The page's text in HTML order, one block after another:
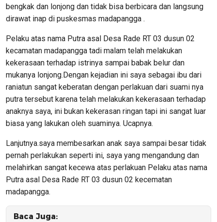
bengkak dan lonjong dan tidak bisa berbicara dan langsung
dirawat inap di puskesmas madapangga .
Pelaku atas nama Putra asal Desa Rade RT 03 dusun 02
kecamatan madapangga tadi malam telah melakukan
kekerasaan terhadap istrinya sampai babak belur dan
mukanya lonjong.Dengan kejadian ini saya sebagai ibu dari
raniatun sangat keberatan dengan perlakuan dari suami nya
putra tersebut karena telah melakukan kekerasaan terhadap
anaknya saya, ini bukan kekerasan ringan tapi ini sangat luar
biasa yang lakukan oleh suaminya. Ucapnya.
Lanjutnya.saya membesarkan anak saya sampai besar tidak
pernah perlakukan seperti ini, saya yang mengandung dan
melahirkan sangat kecewa atas perlakuan Pelaku atas nama
Putra asal Desa Rade RT 03 dusun 02 kecematan
madapangga.
Baca Juga: